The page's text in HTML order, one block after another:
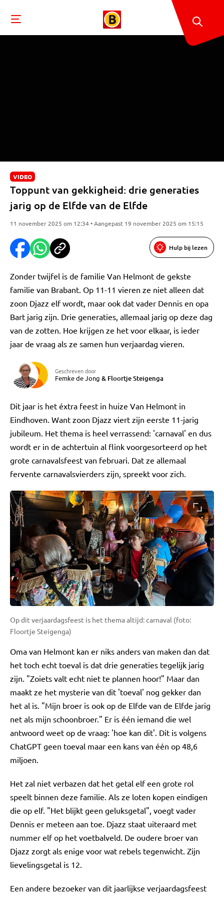
VIDEO
Toppunt van gekkigheid: drie generaties
jarig op de Elfde van de Elfde
11 november 2025 om 12:34 • Aangepast 19 november 2025 om 15:15
Hulp bij lezen
Zonder twijfel is de familie Van Helmont de gekste
familie van Brabant. Op 11-11 vieren ze niet alleen dat
zoon Djazz elf wordt, maar ook dat vader Dennis en opa
Bart jarig zijn. Drie generaties, allemaal jarig op deze dag
van de zotten. Hoe krijgen ze het voor elkaar, is ieder
jaar de vraag als ze samen hun verjaardag vieren.
Geschreven door
Femke de Jong & Floortje Steigenga
Dit jaar is het éxtra feest in huize Van Helmont in
Eindhoven. Want zoon Djazz viert zijn eerste 11-jarig
jubileum. Het thema is heel verrassend: 'carnaval' en dus
wordt er in de achtertuin al flink voorgesorteerd op het
grote carnavalsfeest van februari. Dat ze allemaal
fervente carnavalsvierders zijn, spreekt voor zich.
Op dit verjaardagsfeest is het thema altijd: carnaval (foto:
Floortje Steigenga)
Oma van Helmont kan er niks anders van maken dan dat
het toch echt toeval is dat drie generaties tegelijk jarig
zijn. "Zoiets valt echt niet te plannen hoor!" Maar dan
maakt ze het mysterie van dit 'toeval' nog gekker dan
het al is. "Mijn broer is ook op de Elfde van de Elfde jarig
net als mijn schoonbroer." Er is één iemand die wel
antwoord weet op de vraag: 'hoe kan dit'. Dit is volgens
ChatGPT geen toeval maar een kans van één op 48,6
miljoen.
Het zal niet verbazen dat het getal elf een grote rol
speelt binnen deze familie. Als ze loten kopen eindigen
die op elf. "Het blijkt geen geluksgetal", voegt vader
Dennis er meteen aan toe. Djazz staat uiteraard met
nummer elf op het voetbalveld. De oudere broer van
Djazz zorgt als enige voor wat rebels tegenwicht. Zijn
lievelingsgetal is 12.
Een andere bezoeker van dit jaarlijkse verjaardagsfeest